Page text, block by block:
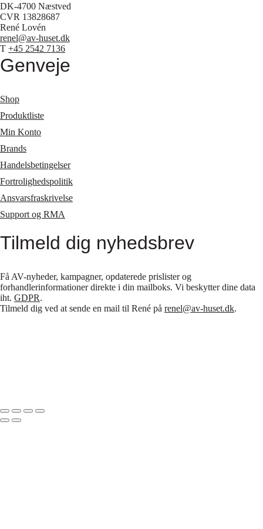
DK-4700 Næstved
CVR 13828687
René Lovén
renel@av-huset.dk
T +45 2542 7136
Genveje
Shop
Produktliste
Min Konto
Brands
Handelsbetingelser
Fortrolighedspolitik
Ansvarsfraskrivelse
Support og RMA
Tilmeld dig nyhedsbrev
Få AV-nyheder, kampagner, opdaterede prislister og
forhandlerinformationer direkte i din mailboks. Vi beskytter dine data
iht. GDPR.
Tilmeld dig ved at sende en mail til René på renel@av-huset.dk.